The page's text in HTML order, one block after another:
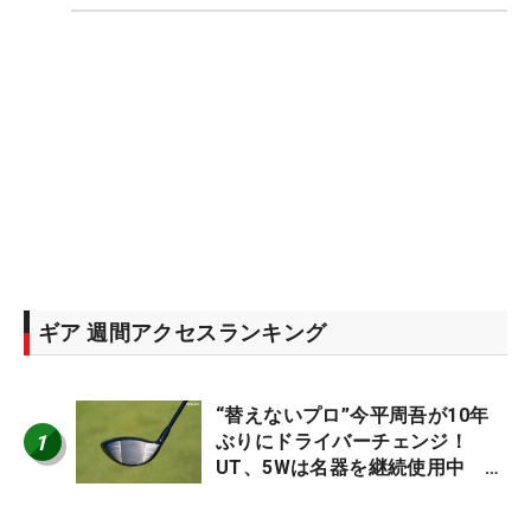
ギア 週間アクセスランキング
1
“替えないプロ”今平周吾が10年
ぶりにドライバーチェンジ！
UT、5Wは名器を継続使用中 #